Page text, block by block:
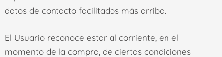
datos de contacto facilitados más arriba.
El Usuario reconoce estar al corriente, en el
momento de la compra, de ciertas condiciones